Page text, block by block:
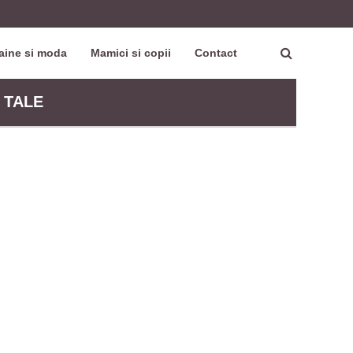
si moda Mamici si copii Contact
TALE